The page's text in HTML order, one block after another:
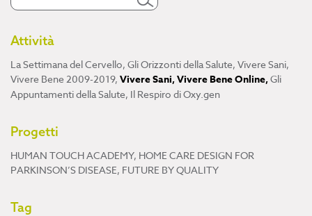
Attività
La Settimana del Cervello, Gli Orizzonti della Salute, Vivere Sani,
Vivere Bene 2009-2019, Vivere Sani, Vivere Bene Online,Gli
Appuntamenti della Salute, Il Respiro di Oxy.gen
Progetti
HUMAN TOUCH ACADEMY, HOME CARE DESIGN FOR
PARKINSON’S DISEASE, FUTURE BY QUALITY
Tag